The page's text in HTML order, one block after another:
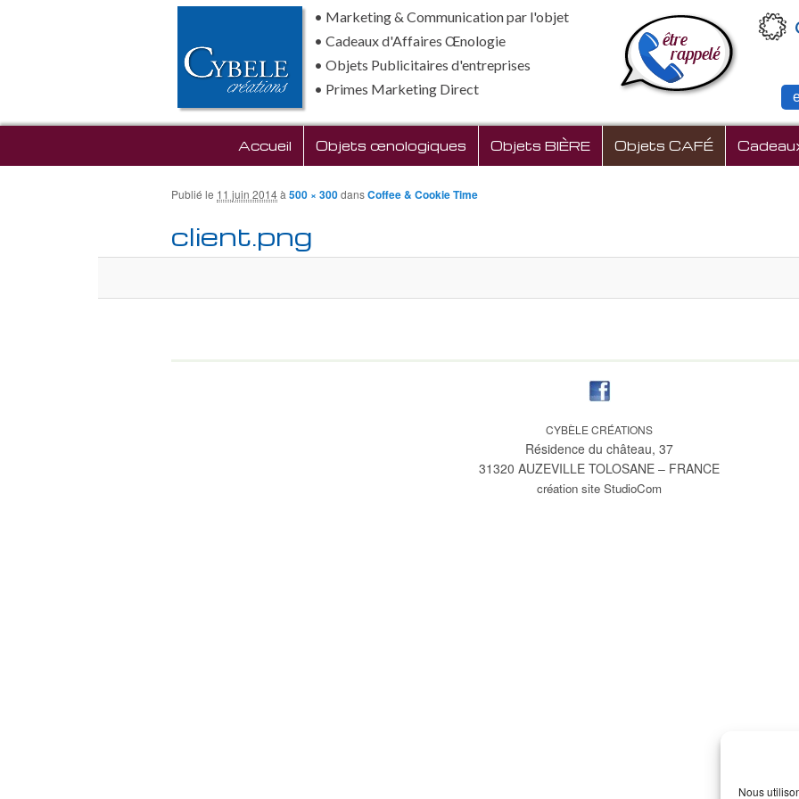
Nous
• Marketing & Communication par l'objet
• Cadeaux d'Affaires Œnologie
• Objets Publicitaires d'entreprises
• Primes Marketing Direct
Aller au contenu principal
Accueil Objets œnologiques Objets BIÈRE Objets CAFÉ
client.png
Publié le 11 juin 2014à 500 × 300dansCoffee & Cookie Time
CYBÈLE CRÉATIONS
Résidence du château, 37
31320 AUZEVILLE TOLOSANE – FRANCE
création site StudioCom